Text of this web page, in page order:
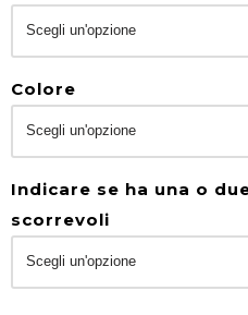
Colore
Indicare se ha una o
scorrevoli